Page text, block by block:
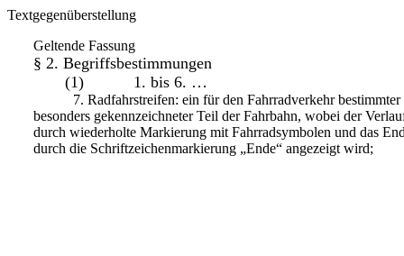
Textgegenüberstellung
Geltende Fassung
§ 2. Begriffsbestimmungen
(1) 1. bis 6. …
7. Radfahrstreifen: ein für den Fahrradverkehr bestimmter
besonders gekennzeichneter Teil der Fahrbahn, wobei der
durch wiederholte Markierung mit Fahrradsymbolen und das
durch die Schriftzeichenmarkierung „Ende“ angezeigt wird;